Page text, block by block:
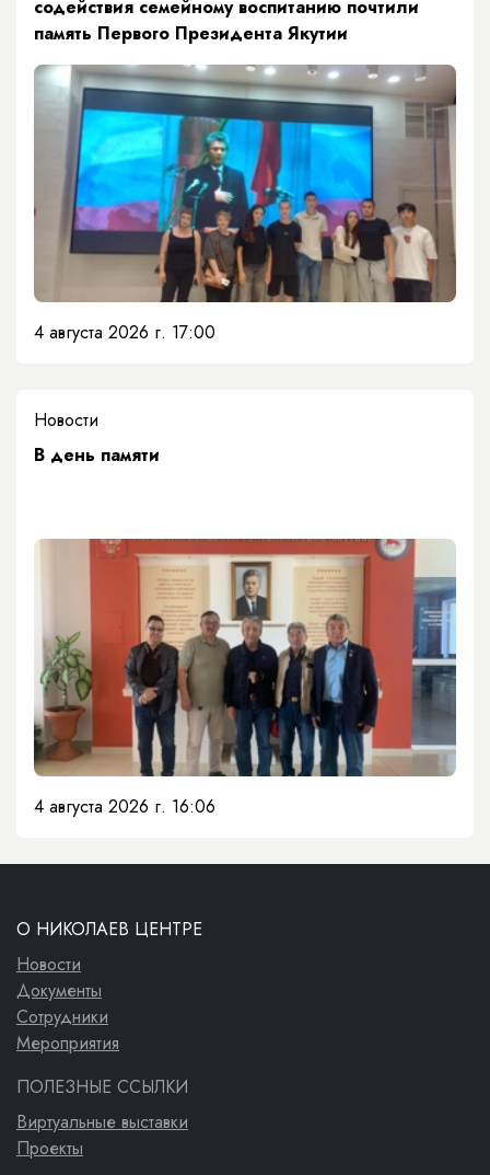
содействия семейному воспитанию почтили
память Первого Президента Якутии
4 августа 2026 г. 17:00
Новости
​В день памяти
4 августа 2026 г. 16:06
О НИКОЛАЕВ ЦЕНТРЕ
Новости
Документы
Сотрудники
Мероприятия
ПОЛЕЗНЫЕ ССЫЛКИ
Виртуальные выставки
Проекты